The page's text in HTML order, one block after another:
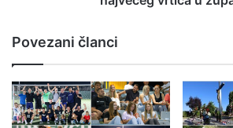
Povezani članci